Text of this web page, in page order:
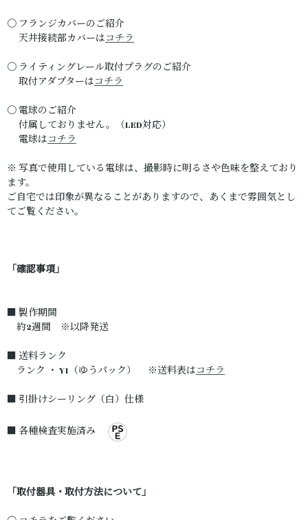
〇 フランジカバーのご紹介
天井接続部カバーはコチラ
〇 ライティングレール取付プラグのご紹介
取付アダプターはコチラ
〇 電球のご紹介
付属しておりません。（LED対応）
電球はコチラ
※ 写真で使用している電球は、撮影時に明るさや色味を整えており
ます。
ご自宅では印象が異なることがありますので、あくまで雰囲気とし
てご覧ください。
「確認事項」
■ 製作期間
約2週間 ※以降発送
■ 送料ランク
ランク ・ Y1（ゆうパック） ※送料表はコチラ
■ 引掛けシーリング（白）仕様
■ 各種検査実施済み
「取付器具・取付方法について」